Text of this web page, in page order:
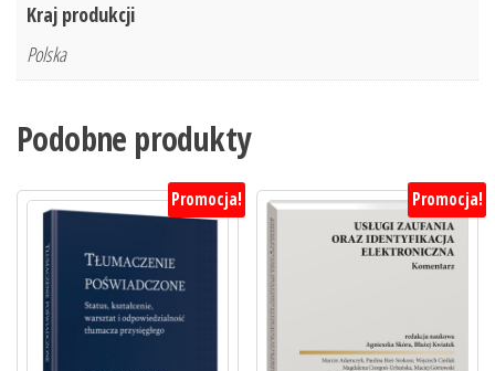
Kraj produkcji
Polska
Podobne produkty
Promocja! Promocja!